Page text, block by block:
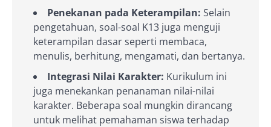
Penekanan pada Keterampilan: Selain
pengetahuan, soal-soal K13 juga menguji
keterampilan dasar seperti membaca,
menulis, berhitung, mengamati, dan bertanya.
Integrasi Nilai Karakter: Kurikulum ini
juga menekankan penanaman nilai-nilai
karakter. Beberapa soal mungkin dirancang
untuk melihat pemahaman siswa terhadap